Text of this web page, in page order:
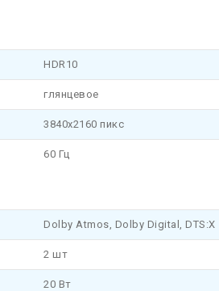
HDR10
глянцевое
3840x2160 пикс
60 Гц
Dolby Atmos, Dolby Digital, DTS:X
2 шт
20 Вт